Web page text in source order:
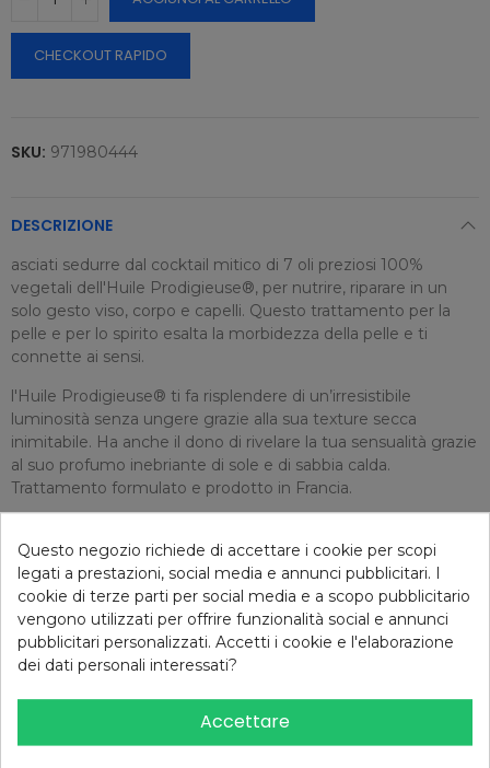
CHECKOUT RAPIDO
SKU: 971980444
DESCRIZIONE
asciati sedurre dal cocktail mitico di 7 oli preziosi 100%
vegetali dell'Huile Prodigieuse®, per nutrire, riparare in un
solo gesto viso, corpo e capelli. Questo trattamento per la
pelle e per lo spirito esalta la morbidezza della pelle e ti
connette ai sensi.
l'Huile Prodigieuse® ti fa risplendere di un’irresistibile
luminosità senza ungere grazie alla sua texture secca
inimitabile. Ha anche il dono di rivelare la tua sensualità grazie
al suo profumo inebriante di sole e di sabbia calda.
Trattamento formulato e prodotto in Francia.
DETTAGLI ARTICOLO
Consigliati per te
Questo negozio richiede di accettare i cookie per scopi
legati a prestazioni, social media e annunci pubblicitari. I
cookie di terze parti per social media e a scopo pubblicitario
vengono utilizzati per offrire funzionalità social e annunci
pubblicitari personalizzati. Accetti i cookie e l'elaborazione
dei dati personali interessati?
Accettare